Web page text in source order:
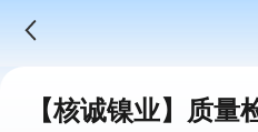
【核诚镍业】质量